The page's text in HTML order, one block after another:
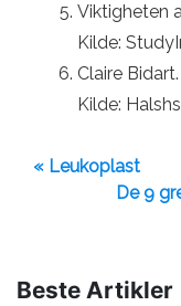
Viktigheten
Kilde:
Claire
Kilde:
« Leukoplast
De 9
Beste Artikler